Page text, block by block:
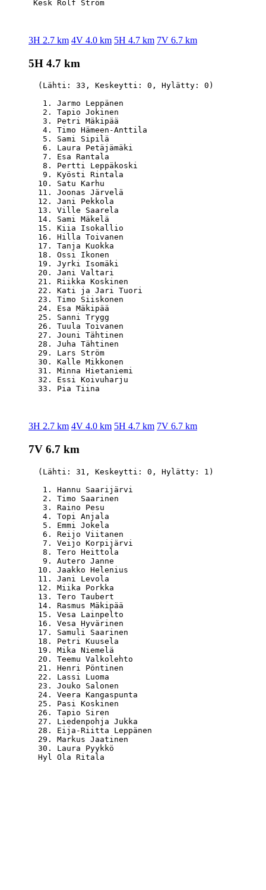
3H 2.7 km 4V 4.0 km 5H 4.7 km 7V 6.7 km
5H 4.7 km
  (Lähti: 33, Keskeytti: 0, Hylätty: 0)
1. Jarmo Leppänen
2. Tapio Jokinen
3. Petri Mäkipää
4. Timo Hämeen-Anttila
5. Sami Sipilä
6. Laura Petäjämäki
7. Esa Rantala
8. Pertti Leppäkoski
9. Kyösti Rintala
10. Satu Karhu
11. Joonas Järvelä
12. Jani Pekkola
13. Ville Saarela
14. Sami Mäkelä
15. Kiia Isokallio
16. Hilla Toivanen
17. Tanja Kuokka
18. Ossi Ikonen
19. Jyrki Isomäki
20. Jani Valtari
21. Riikka Koskinen
22. Kati ja Jari Tuori
23. Timo Siiskonen
24. Esa Mäkipää
25. Sanni Trygg
26. Tuula Toivanen
27. Jouni Tähtinen
28. Juha Tähtinen
29. Lars Ström
30. Kalle Mikkonen
31. Minna Hietaniemi
32. Essi Koivuharju
3H 2.7 km 4V 4.0 km 5H 4.7 km 7V 6.7 km
7V 6.7 km
  (Lähti: 31, Keskeytti: 0, Hylätty: 1)
1. Hannu Saarijärvi
2. Timo Saarinen
3. Raino Pesu
4. Topi Anjala
5. Emmi Jokela
6. Reijo Viitanen
7. Veijo Korpijärvi
8. Tero Heittola
9. Autero Janne
10. Jaakko Helenius
11. Jani Levola
12. Miika Porkka
13. Tero Taubert
14. Rasmus Mäkipää
15. Vesa Lainpelto
16. Vesa Hyvärinen
17. Samuli Saarinen
18. Petri Kuusela
19. Mika Niemelä
20. Teemu Valkolehto
21. Henri Pöntinen
22. Lassi Luoma
23. Jouko Salonen
24. Veera Kangaspunta
25. Pasi Koskinen
26. Tapio Siren
27. Liedenpohja Jukka
28. Eija-Riitta Leppänen
29. Markus Jaatinen
30. Laura Pyykkö